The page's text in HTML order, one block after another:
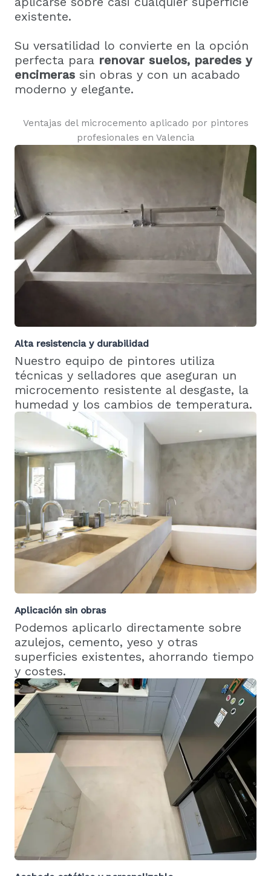
existente.
Su versatilidad lo convierte en la opción
perfecta para renovar suelos, paredes y
encimeras sin obras y con un acabado
moderno y elegante.
Ventajas del microcemento aplicado por pintores
profesionales en Valencia
Alta resistencia y durabilidad
Nuestro equipo de pintores utiliza
técnicas y selladores que aseguran un
microcemento resistente al desgaste, la
humedad y los cambios de temperatura.
Aplicación sin obras
Podemos aplicarlo directamente sobre
azulejos, cemento, yeso y otras
superficies existentes, ahorrando tiempo
y costes.